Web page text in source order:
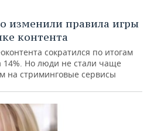
изменили правила игры
контента
сократился по итогам
14%. Но люди не стали чаще
на стриминговые сервисы